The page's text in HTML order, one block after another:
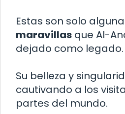
Estas son solo
maravillas que Al-
dejado como legado.
Su belleza y
cautivando a los
partes del mundo.